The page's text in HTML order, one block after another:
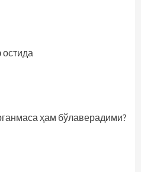
ҳам бўлаверадими?